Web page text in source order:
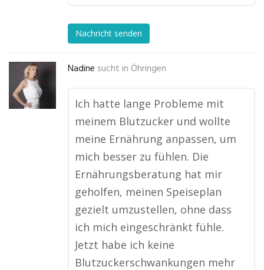
Nachricht senden
Nadine sucht in Öhringen
Ich hatte lange Probleme mit
meinem Blutzucker und wollte
meine Ernährung anpassen, um
mich besser zu fühlen. Die
Ernährungsberatung hat mir
geholfen, meinen Speiseplan
gezielt umzustellen, ohne dass
ich mich eingeschränkt fühle.
Jetzt habe ich keine
Blutzuckerschwankungen mehr